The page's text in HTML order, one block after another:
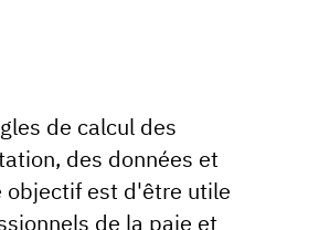
de calcul des
des données et
objectif est d'être utile
de la paie et